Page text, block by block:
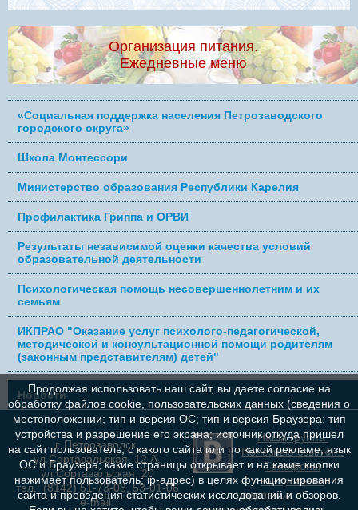
Организация питания.
Ежедневные меню
«Социальная поддержка населения Петрозаводского
городского округа»
Школа Монтессори
Министерство образования Республики Карелия
Профилактика Гриппа и ОРВИ
Результаты независимой оценки качества условий
образовательной деятельности
Психологическая помощь несовершеннолетним и их
семьям
ИКПРАО "Оказание услуг психолого-педагогической,
методической и консультационной помощи родителям
(законным представителям) детей"
Новости
г. Петрозаводск,
ул.Сортавальская, 12 А,
ул.Сортавальская, 20
тел.: (8142) 51-73-08, 53-01-06
e-mail:
Наша группа
Полезные ссылки...
Телефоны
контрольно-
надзорных
Продолжая использовать наш сайт, вы даете согласие на
обработку файлов cookie, пользовательских данных (сведения о
местоположении; тип и версия ОС; тип и версия Браузера; тип
устройства и разрешение его экрана; источник откуда пришел
на сайт пользователь; с какого сайта или по какой рекламе; язык
ОС и Браузера; какие страницы открывает и на какие кнопки
нажимает пользователь; ip-адрес) в целях функционирования
сайта и проведения статистических исследований и обзоров.